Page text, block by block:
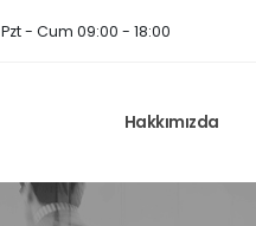
Pzt - Cum 09:00 - 18:00
Hakkımızda